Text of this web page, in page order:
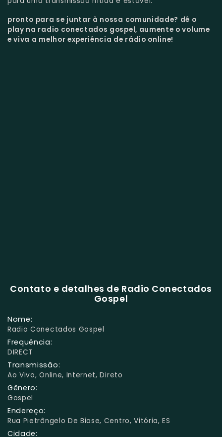
pronto para se juntar à nossa comunidade? dê o
play na radio conectados gospel, aumente o volume
e viva a melhor experiência de rádio online!
Contato e detalhes de Radio Conectados
Gospel
Nome:
Radio Conectados Gospel
Frequência:
DIRECT
Transmissão:
Ao Vivo, Online, Internet, Direto
Gênero:
Gospel
Endereço:
Rua Pietrângelo De Biase, Centro, Vitória, ES
Cidade: